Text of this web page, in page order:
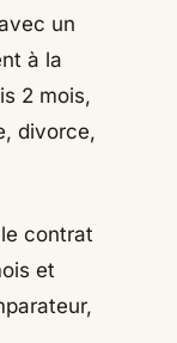
un
à la
2 mois,
divorce,
contrat
et